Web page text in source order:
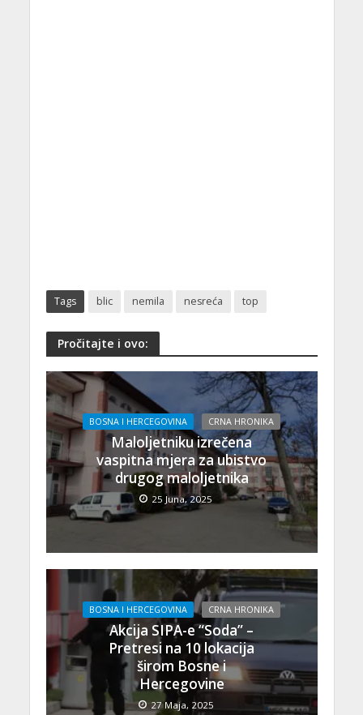
Tags blic nemila nesreća top
Pročitajte i ovo:
BOSNA I HERCEGOVINA CRNA HRONIKA
Maloljetniku izrečena
vaspitna mjera za ubistvo
drugog maloljetnika
25 Juna, 2025
BOSNA I HERCEGOVINA CRNA HRONIKA
Akcija SIPA-e “Soda” –
Pretresi na 10 lokacija
širom Bosne i
Hercegovine
27 Maja, 2025